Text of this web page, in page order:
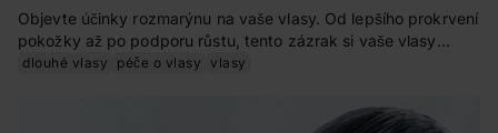
Objevte účinky rozmarýnu na vaše vlasy. Od lepšího prokrvení
pokožky až po podporu růstu, tento zázrak si vaše vlasy
zamilují
dlouhé vlasy péče o vlasy vlasy